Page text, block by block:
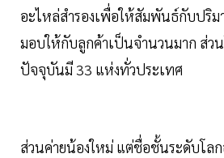
อะไหล่สำรองเพื่อให้สัมพันธ์กับปริ
มอบให้กับลูกค้าเป็นจำนวนมาก ส่ว
ปัจจุบันมี 33 แห่งทั่วประเทศ
ส่วนค่ายน้องใหม่ แต่ชื่อชั้นระดับโลก